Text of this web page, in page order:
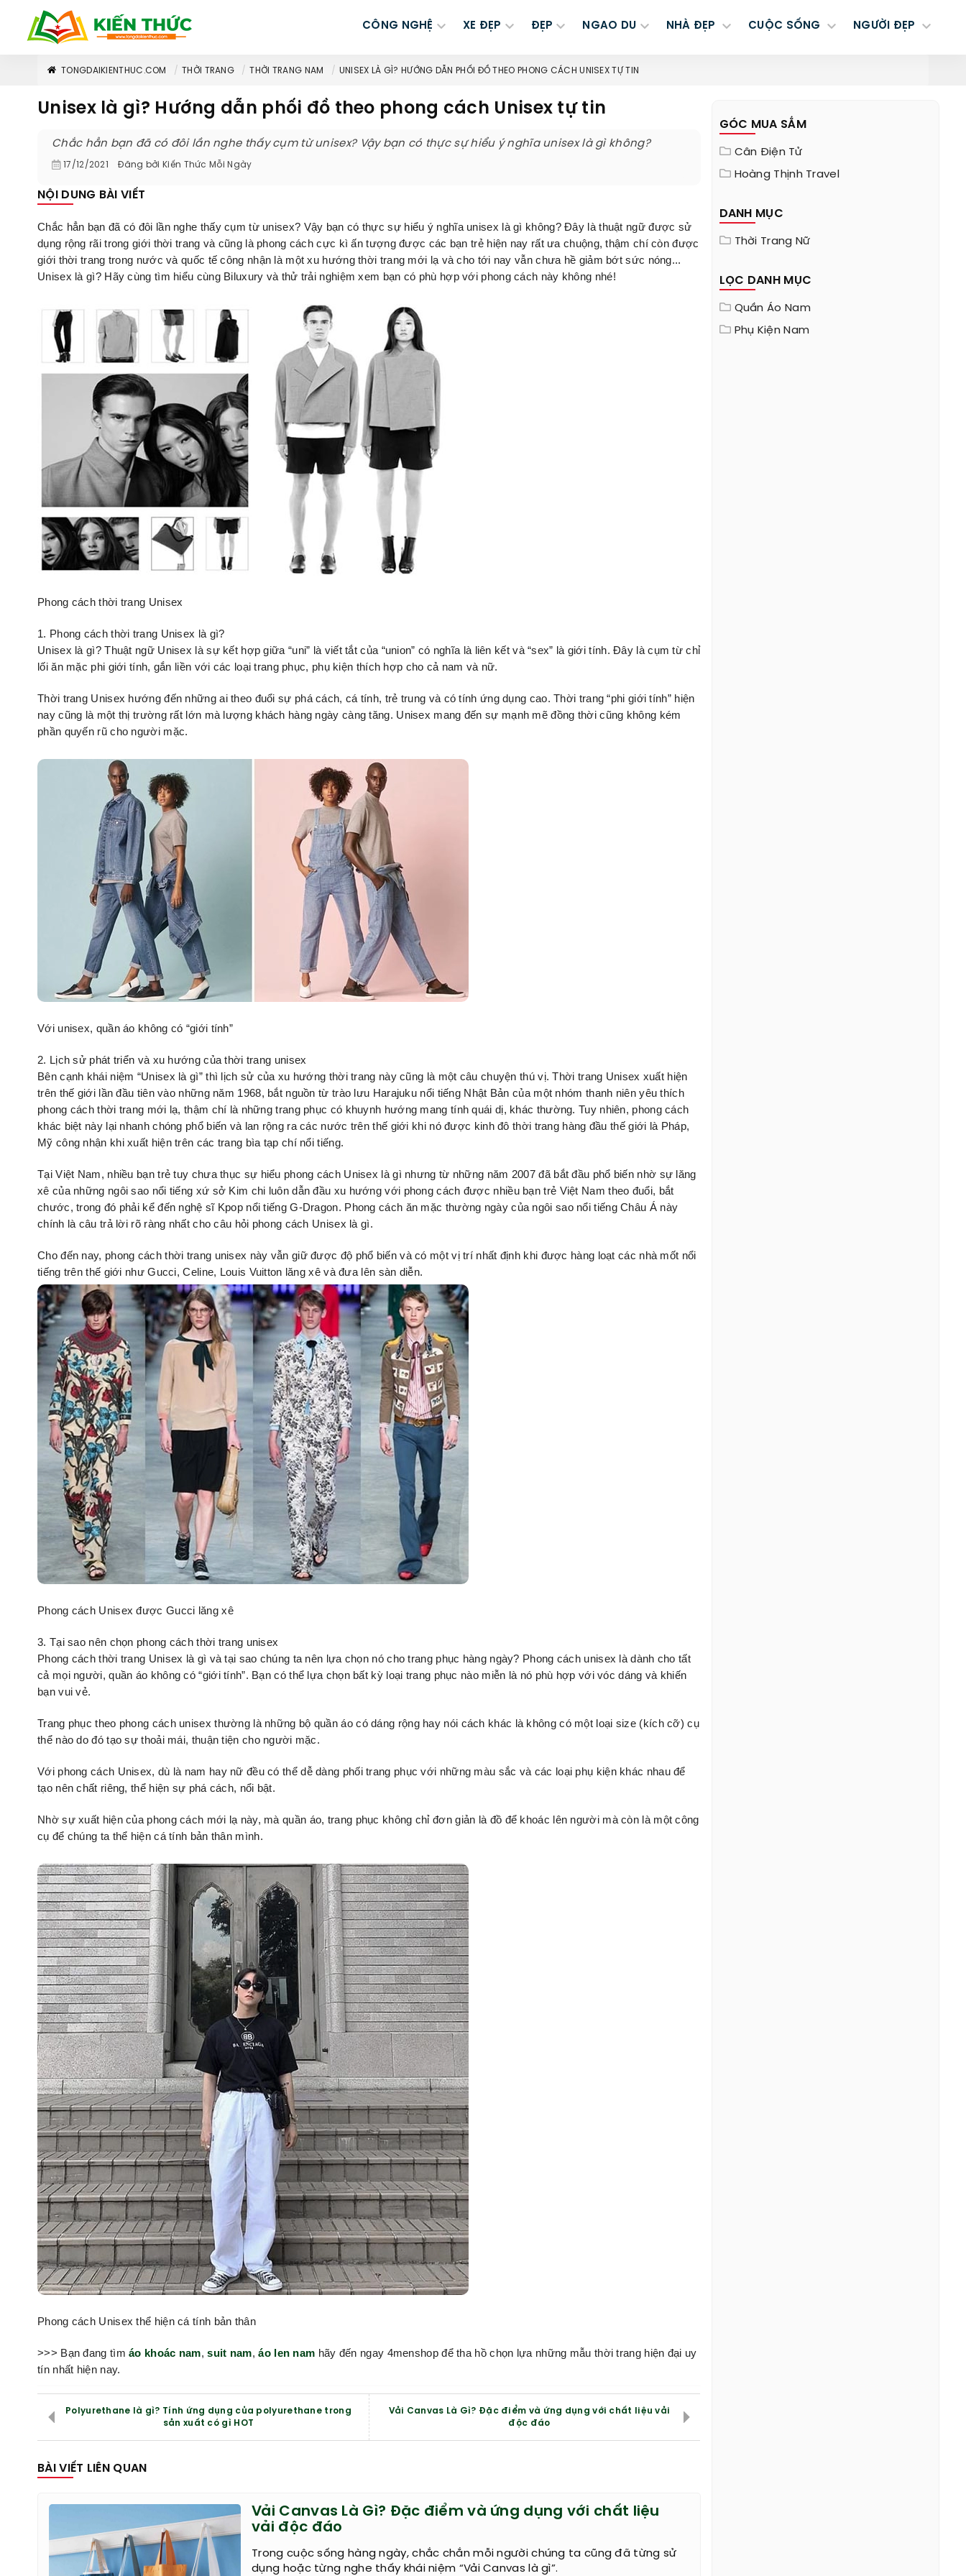
CÔNG NGHỆ XE ĐẸP ĐẸP NGAO DU NHÀ ĐẸP CUỘC SỐNG NGƯỜI ĐẸP
TONGDAIKIENTHUC.COM THỜI TRANG THỜI TRANG NAM UNISEX LÀ GÌ? HƯỚNG DẪN PHỐI ĐỒ THEO PHONG CÁCH UNISEX TỰ TIN
Unisex là gì? Hướng dẫn phối đồ theo phong cách Unisex tự tin
Chắc hẳn bạn đã có đôi lần nghe thấy cụm từ unisex? Vậy bạn có thực sự hiểu ý nghĩa unisex là gì không?
17/12/2021 Đăng bởi Kiến Thức Mỗi Ngày
NỘI DUNG BÀI VIẾT
Chắc hẳn bạn đã có đôi lần nghe thấy cụm từ unisex? Vậy bạn có thực sự hiểu ý nghĩa unisex là gì không? Đây là thuật ngữ được sử
dụng rộng rãi trong giới thời trang và cũng là phong cách cực kì ấn tượng được các bạn trẻ hiện nay rất ưa chuộng, thậm chí còn được
giới thời trang trong nước và quốc tế công nhận là một xu hướng thời trang mới lạ và cho tới nay vẫn chưa hề giảm bớt sức nóng...
Unisex là gì? Hãy cùng tìm hiểu cùng Biluxury và thử trải nghiệm xem bạn có phù hợp với phong cách này không nhé!
Phong cách thời trang Unisex
1. Phong cách thời trang Unisex là gì?
Unisex là gì? Thuật ngữ Unisex là sự kết hợp giữa “uni” là viết tắt của “union” có nghĩa là liên kết và “sex” là giới tính. Đây là cụm từ chỉ
lối ăn mặc phi giới tính, gắn liền với các loại trang phục, phụ kiện thích hợp cho cả nam và nữ.
Thời trang Unisex hướng đến những ai theo đuổi sự phá cách, cá tính, trẻ trung và có tính ứng dụng cao. Thời trang “phi giới tính” hiện
nay cũng là một thị trường rất lớn mà lượng khách hàng ngày càng tăng. Unisex mang đến sự mạnh mẽ đồng thời cũng không kém
phần quyến rũ cho người mặc.
Với unisex, quần áo không có “giới tính”
2. Lịch sử phát triển và xu hướng của thời trang unisex
Bên cạnh khái niệm “Unisex là gì” thì lịch sử của xu hướng thời trang này cũng là một câu chuyện thú vị. Thời trang Unisex xuất hiện
trên thế giới lần đầu tiên vào những năm 1968, bắt nguồn từ trào lưu Harajuku nổi tiếng Nhật Bản của một nhóm thanh niên yêu thích
phong cách thời trang mới lạ, thậm chí là những trang phục có khuynh hướng mang tính quái dị, khác thường. Tuy nhiên, phong cách
khác biệt này lại nhanh chóng phổ biến và lan rộng ra các nước trên thế giới khi nó được kinh đô thời trang hàng đầu thế giới là Pháp,
Mỹ công nhận khi xuất hiện trên các trang bìa tạp chí nổi tiếng.
Tại Việt Nam, nhiều bạn trẻ tuy chưa thục sự hiểu phong cách Unisex là gì nhưng từ những năm 2007 đã bắt đầu phổ biến nhờ sự lăng
xê của những ngôi sao nổi tiếng xứ sở Kim chi luôn dẫn đầu xu hướng với phong cách được nhiều bạn trẻ Việt Nam theo đuổi, bắt
chước, trong đó phải kể đến nghệ sĩ Kpop nổi tiếng G-Dragon. Phong cách ăn mặc thường ngày của ngôi sao nổi tiếng Châu Á này
chính là câu trả lời rõ ràng nhất cho câu hỏi phong cách Unisex là gì.
Cho đến nay, phong cách thời trang unisex này vẫn giữ được độ phổ biến và có một vị trí nhất định khi được hàng loạt các nhà mốt nổi
tiếng trên thế giới như Gucci, Celine, Louis Vuitton lăng xê và đưa lên sàn diễn.
Phong cách Unisex được Gucci lăng xê
3. Tại sao nên chọn phong cách thời trang unisex
Phong cách thời trang Unisex là gì và tại sao chúng ta nên lựa chọn nó cho trang phục hàng ngày? Phong cách unisex là dành cho tất
cả mọi người, quần áo không có “giới tính”. Bạn có thể lựa chọn bất kỳ loại trang phục nào miễn là nó phù hợp với vóc dáng và khiến
bạn vui vẻ.
Trang phục theo phong cách unisex thường là những bộ quần áo có dáng rộng hay nói cách khác là không có một loại size (kích cỡ) cụ
thể nào do đó tạo sự thoải mái, thuận tiện cho người mặc.
Với phong cách Unisex, dù là nam hay nữ đều có thể dễ dàng phối trang phục với những màu sắc và các loại phụ kiện khác nhau để
tạo nên chất riêng, thể hiện sự phá cách, nổi bật.
Nhờ sự xuất hiện của phong cách mới lạ này, mà quần áo, trang phục không chỉ đơn giản là đồ để khoác lên người mà còn là một công
cụ để chúng ta thể hiện cá tính bản thân mình.
Phong cách Unisex thể hiện cá tính bản thân
>>> Bạn đang tìmáo khoác nam,suit nam,áo len nam hãy đến ngay 4menshop để tha hồ chọn lựa những mẫu thời trang hiện đại uy
tín nhất hiện nay.
Polyurethane là gì? Tính ứng dụng của polyurethane trong
sản xuất có gì HOT
Vải Canvas Là Gì? Đặc điểm và ứng dụng với chất liệu vải
độc đáo
BÀI VIẾT LIÊN QUAN
Vải Canvas Là Gì? Đặc điểm và ứng dụng với chất liệu
vải độc đáo
Trong cuộc sống hàng ngày, chắc chắn mỗi người chúng ta cũng đã từng sử
dụng hoặc từng nghe thấy khái niệm “Vải Canvas là gì”.
GÓC MUA SẮM
Cân Điện Tử
Hoàng Thịnh Travel
DANH MỤC
Thời Trang Nữ
LỌC DANH MỤC
Quần Áo Nam
Phụ Kiện Nam